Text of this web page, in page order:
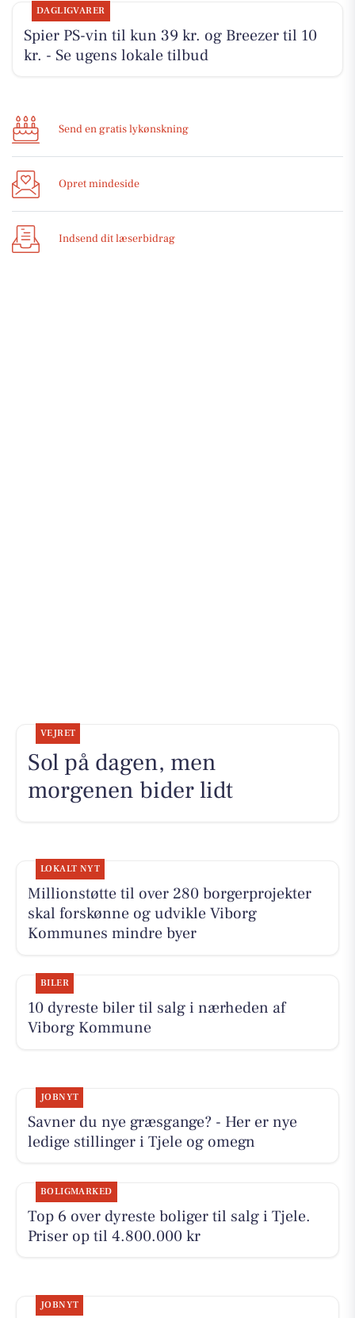
DAGLIGVARER
Spier PS-vin til kun 39 kr. og Breezer til 10
kr. - Se ugens lokale tilbud
Send en gratis lykønskning
Opret mindeside
Indsend dit læserbidrag
VEJRET
Sol på dagen, men
morgenen bider lidt
LOKALT NYT
Millionstøtte til over 280 borgerprojekter
skal forskønne og udvikle Viborg
Kommunes mindre byer
BILER
10 dyreste biler til salg i nærheden af
Viborg Kommune
JOBNYT
Savner du nye græsgange? - Her er nye
ledige stillinger i Tjele og omegn
BOLIGMARKED
Top 6 over dyreste boliger til salg i Tjele.
Priser op til 4.800.000 kr
JOBNYT